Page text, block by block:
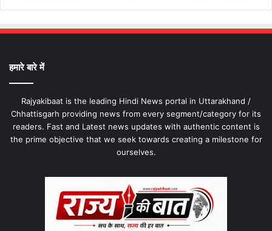
हमारे बारे में
Rajyakibaat is the leading Hindi News portal in Uttarakhand /
Chhattisgarh providing news from every segment/category for its
readers. Fast and Latest news updates with authentic content is
the prime objective that we seek towards creating a milestone for
ourselves.